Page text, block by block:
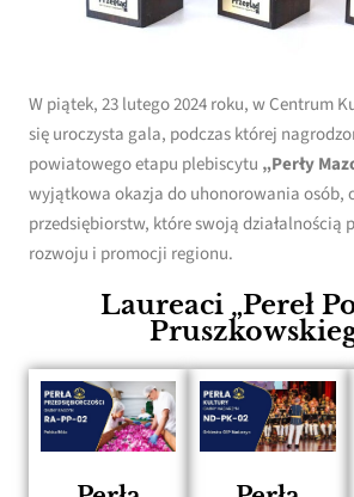
W piątek, 23 lutego 2024 roku, w Centrum
się uroczysta gala, podczas której
powiatowego etapu plebiscytu „Perły
wyjątkowa okazja do uhonorowania osób,
przedsiębiorstw, które swoją działalnością
rozwoju i promocji regionu.
Laureaci „Pereł